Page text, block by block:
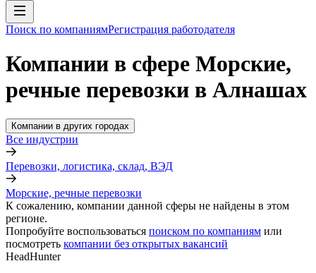
Поиск по компаниямРегистрация работодателя
Компании в сфере Морские,
речные перевозки в Алнашах
Компании в других городах
Все индустрии
Перевозки, логистика, склад, ВЭД
Морские, речные перевозки
К сожалению, компании данной сферы не найдены в этом
регионе.
Попробуйте воспользоваться поиском по компаниям или
посмотреть компании без открытых вакансий
HeadHunter